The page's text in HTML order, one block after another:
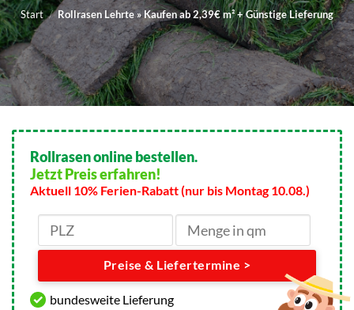
Start / Rollrasen Lehrte » Kaufen ab 2,39€ m² + Günstige Lieferung
Rollrasen online bestellen.
Jetzt Preis erfahren!
Aktuell 10% Ferien-Rabatt (nur bis Montag 10.08.)
Preise & Liefertermine >
bundesweite Lieferung